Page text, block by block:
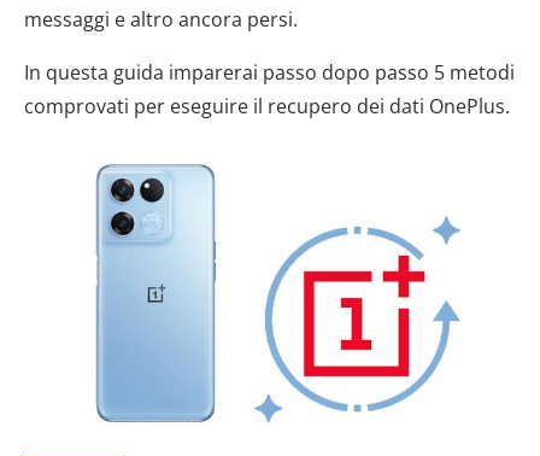
messaggi e altro ancora persi.
In questa guida imparerai passo dopo passo 5 metodi
comprovati per eseguire il recupero dei dati OnePlus.